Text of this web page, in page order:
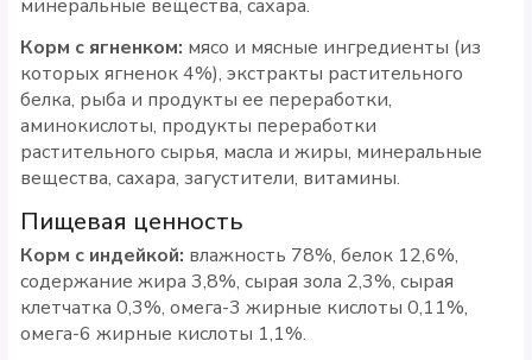
минеральные вещества, сахара.
Корм с ягненком: мясо и мясные ингредиенты (из
которых ягненок 4%), экстракты растительного
белка, рыба и продукты ее переработки,
аминокислоты, продукты переработки
растительного сырья, масла и жиры, минеральные
вещества, сахара, загустители, витамины.
Пищевая ценность
Корм с индейкой: влажность 78%, белок 12,6%,
содержание жира 3,8%, сырая зола 2,3%, сырая
клетчатка 0,3%, омега-3 жирные кислоты 0,11%,
омега-6 жирные кислоты 1,1%.